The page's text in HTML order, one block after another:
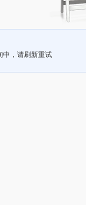
中，请刷新重试